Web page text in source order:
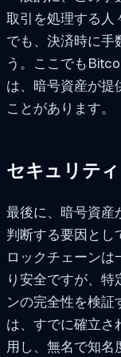
取引を処理する人
でも、決済時に手
う。ここでも
は、暗号資産が提
ことがあります。
セキュリティ
最後に、暗号資産
判断する要因とし
ロックチェーン
り安全ですが、
ンの完全性を検証
は、すでに確立さ
用し、無名で知名